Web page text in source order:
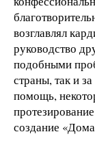
возглавлял
руководство
подобными
страны, так и
помощь,
создание